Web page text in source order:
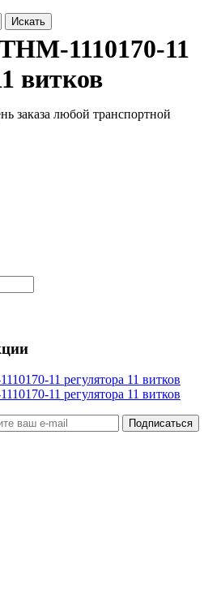
Искать
витков
заказа любой транспортной
Подписаться